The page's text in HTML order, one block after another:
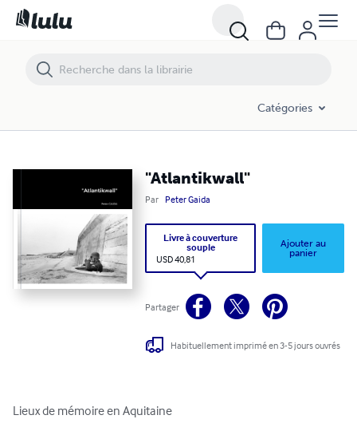
Catégories
"Atlantikwall"
Par Peter Gaida
Livre à couverture
souple
USD 40,81
Ajouter au
panier
Partager
Habituellement imprimé en 3-5 jours ouvrés
Lieux de mémoire en Aquitaine